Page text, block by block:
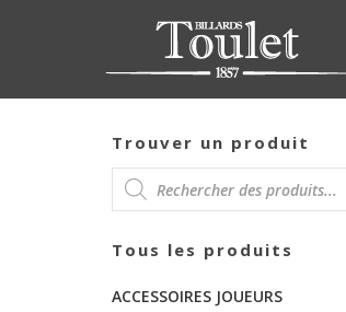
Trouver un produit
RECHERCHE
DE
PRODUITS
Tous les produits
ACCESSOIRES JOUEURS